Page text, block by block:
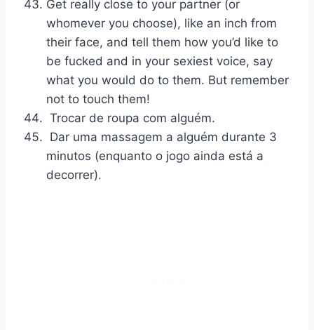
Get really close to your partner (or
whomever you choose), like an inch from
their face, and tell them how you’d like to
be fucked and in your sexiest voice, say
what you would do to them. But remember
not to touch them!
Trocar de roupa com alguém.
Dar uma massagem a alguém durante 3
minutos (enquanto o jogo ainda está a
decorrer).